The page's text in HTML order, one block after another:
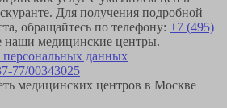
Для получения подробной
обращайтесь по телефону: +7 (495)
наши медицинские центры.
персональных данных
77/00343025
центров в Москве